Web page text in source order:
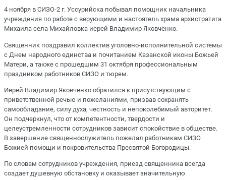
4 ноября в СИЗО-2 г. Уссурийска побывал помощник начальника
учреждения по работе с верующими и настоятель храма архистратига
Михаила села Михайловка иерей Владимир Яковченко.
Священник поздравил коллектив уголовно-исполнительной системы
с Днем народного единства и почитанием Казанской иконы Божьей
Матери, а также с прошедшим 31 октября профессиональным
праздником работников СИЗО и тюрем.
Иерей Владимир Яковченко обратился к присутствующим с
приветственной речью и пожеланиями, призвав сохранять
самообладание, силу духа, честность и непоколебимый авторитет.
Он подчеркнул, что от компетентности, твердости и
целеустремленности сотрудников зависит спокойствие в обществе.
В завершение священнослужитель пожелал работникам СИЗО
Божией помощи и покровительства Пресвятой Богородицы.
По словам сотрудников учреждения, приезд священника всегда
создает душевную обстановку и оказывает значительную